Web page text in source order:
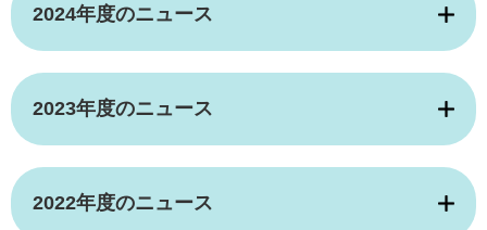
2024年度のニュース
2023年度のニュース
2022年度のニュース